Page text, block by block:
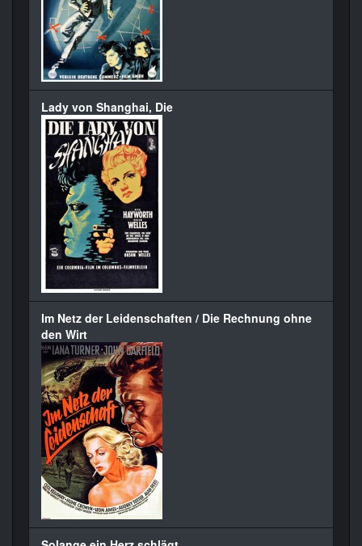
Lady von Shanghai, Die
Im Netz der Leidenschaften / Die Rechnung ohne
den Wirt